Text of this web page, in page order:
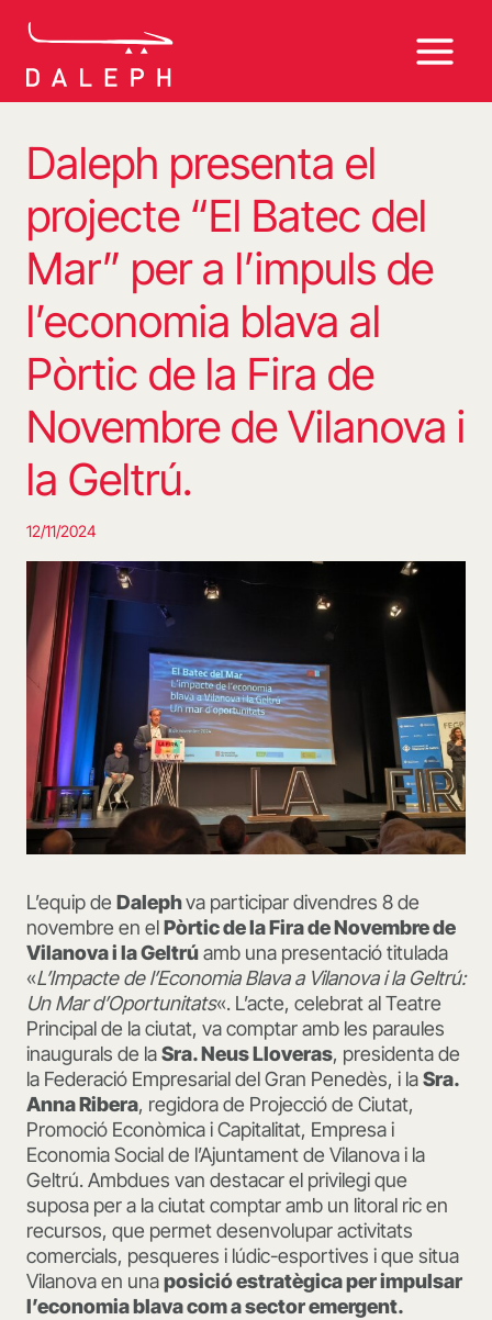
Daleph presenta el
projecte “El Batec del
Mar” per a l’impuls de
l’economia blava al
Pòrtic de la Fira de
Novembre de Vilanova i
la Geltrú.
12/11/2024
L’equip de Dalephva participar divendres 8 de
novembre en elPòrtic de la Fira de Novembre de
Vilanova i la Geltrúamb una presentació titulada
«L’Impacte de l’Economia Blava a Vilanova i la Geltrú:
Un Mar d’Oportunitats«. L’acte, celebrat al Teatre
Principal de la ciutat, va comptar amb les paraules
inaugurals de laSra. Neus Lloveras, presidenta de
la Federació Empresarial del Gran Penedès, i laSra.
Anna Ribera, regidora de Projecció de Ciutat,
Promoció Econòmica i Capitalitat, Empresa i
Economia Social de l’Ajuntament de Vilanova i la
Geltrú. Ambdues van destacar el privilegi que
suposa per a la ciutat comptar amb un litoral ric en
recursos, que permet desenvolupar activitats
comercials, pesqueres i lúdic-esportives i que situa
Vilanova en unaposició estratègica per impulsar
l’economia blava com a sector emergent.